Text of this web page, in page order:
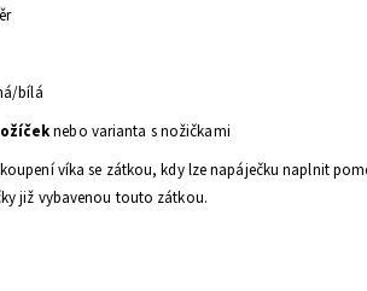
bílá
nebo varianta s nožičkami
víka se zátkou, kdy lze napáječku naplnit
již vybavenou touto zátkou.